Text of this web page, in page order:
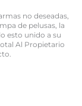
no deseadas,
de pelusas, la
esto unido a su
Al Propietario